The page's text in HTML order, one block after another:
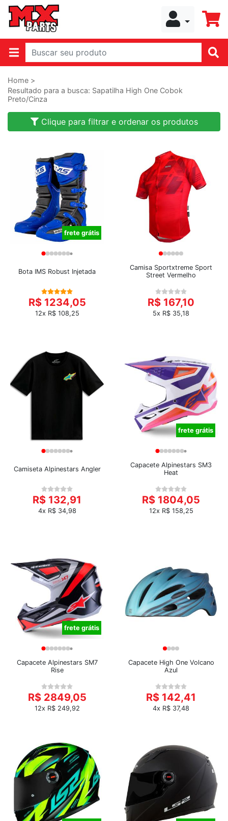
Home >
Resultado para a busca: Sapatilha High One Cobok
Preto/Cinza
Clique para filtrar e ordenar os produtos
frete grátis
Bota IMS Robust Injetada
R$ 1234,05
12x R$ 108,25
Camisa Sportxtreme Sport
Street Vermelho
R$ 167,10
5x R$ 35,18
Camiseta Alpinestars Angler
R$ 132,91
4x R$ 34,98
frete grátis
Capacete Alpinestars SM3
Heat
R$ 1804,05
12x R$ 158,25
frete grátis
Capacete Alpinestars SM7
Rise
R$ 2849,05
12x R$ 249,92
Capacete High One Volcano
Azul
R$ 142,41
4x R$ 37,48